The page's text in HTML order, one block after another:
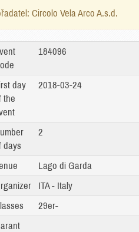
Circolo Vela Arco A.s.d.
184096
day
the
2018-03-24
days
2
Lago di Garda
ITA - Italy
29er-